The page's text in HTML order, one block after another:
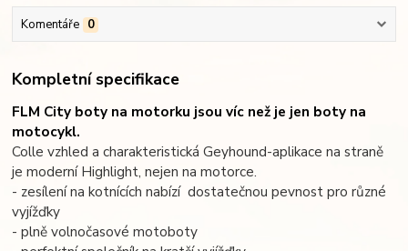
Komentáře 0
Kompletní specifikace
FLM City boty na motorku jsou víc než je jen boty na
motocykl.
Colle vzhled a charakteristická Geyhound-aplikace na straně
je moderní Highlight, nejen na motorce.
- zesílení na kotnících nabízí dostatečnou pevnost pro různé
vyjížďky
- plně volnočasové motoboty